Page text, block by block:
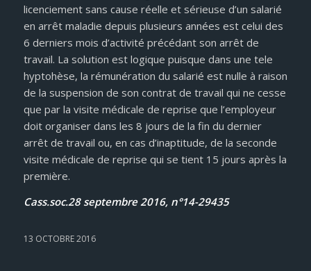
licenciement sans cause réelle et sérieuse d’un salarié
en arrêt maladie depuis plusieurs années est celui des
6 derniers mois d’activité précédant son arrêt de
travail. La solution est logique puisque dans une tele
hyptohèse, la rémunération du salarié est nulle à raison
de la suspension de son contrat de travail qui ne cesse
que par la visite médicale de reprise que l’employeur
doit organiser dans les 8 jours de la fin du dernier
arrêt de travail ou, en cas d’inaptitude, de la seconde
visite médicale de reprise qui se tient 15 jours après la
première.
Cass.soc.28 septembre 2016, n°14-29435
13 OCTOBRE 2016